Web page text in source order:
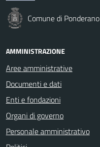
Comune di Ponderano
AMMINISTRAZIONE
Aree amministrative
Documenti e dati
Enti e fondazioni
Organi di governo
Personale amministrativo